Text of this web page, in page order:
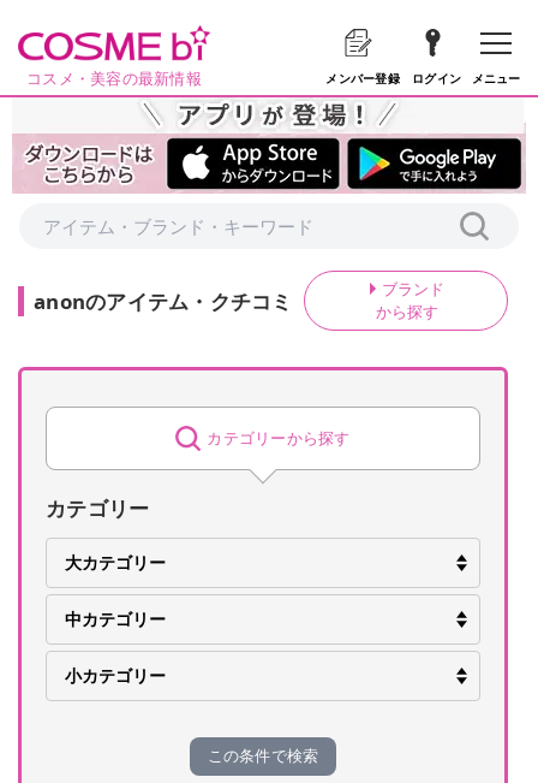
コスメ・美容の最新情報 メンバー登録 ログイン メニュー
anonのアイテム・クチコミ
ブランド
から探す
カテゴリーから探す
カテゴリー
この条件で検索